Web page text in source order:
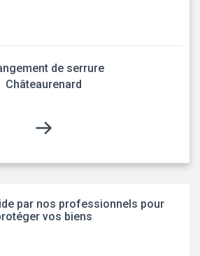
de serrure
Châteaurenard
par nos professionnels pour
vos biens